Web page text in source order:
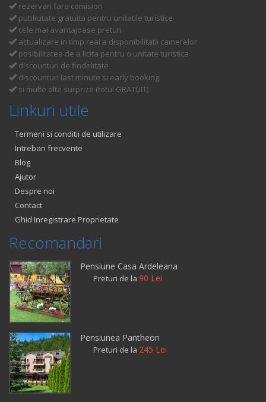
rezervari fara comision
publicitate gratuita pentru unitatile turistice
cele mai avantajoase preturi
actualizare in timp real a disponibilitatii camerelor
posibilitatea de a licita pentru o unitate turistica
discounturi de findelitate
discounturi last minute si early booking
si multe alte surprize (totul GRATUIT)
Linkuri utile
Termeni si conditii de utilizare
Intrebari frecvente
Blog
Ajutor
Despre noi
Contact
Ghid Inregistrare Proprietate
Recomandari
Pensiune Casa Ardeleana
Preturi de la 90 Lei
Pensiunea Pantheon
Preturi de la 245 Lei